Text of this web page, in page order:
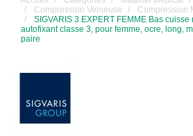
Compression Veineuse
Compression
SIGVARIS 3 EXPERT FEMME Bas
autofixant classe 3, pour femme, ocre, long,
paire